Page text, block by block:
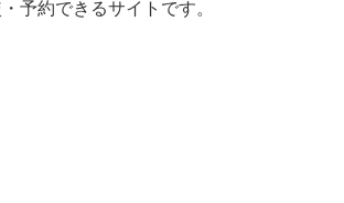
予約できるサイト です。